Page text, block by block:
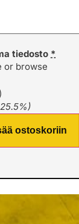
tiedosto *
or browse
ostoskoriin